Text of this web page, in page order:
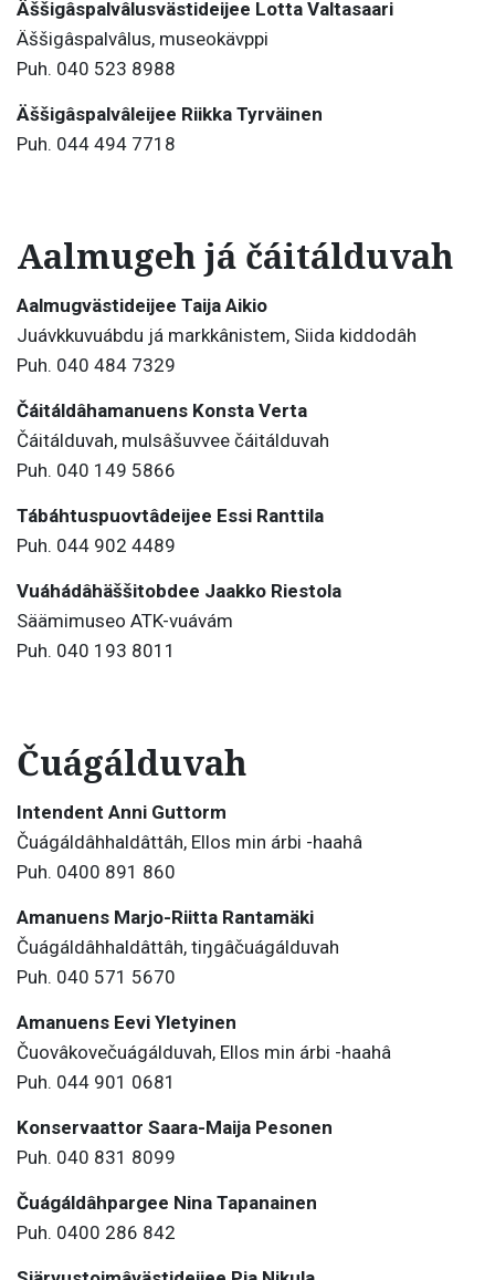
Äššigâspalvâlusvästideijee Lotta Valtasaari
Äššigâspalvâlus, museokävppi
Puh. 040 523 8988
Äššigâspalvâleijee Riikka Tyrväinen
Puh. 044 494 7718
Aalmugeh já čáitálduvah
Aalmugvästideijee Taija Aikio
Juávkkuvuábdu já markkânistem, Siida kiddodâh
Puh. 040 484 7329
Čáitáldâhamanuens Konsta Verta
Čáitálduvah, mulsâšuvvee čáitálduvah
Puh. 040 149 5866
Tábáhtuspuovtâdeijee Essi Ranttila
Puh. 044 902 4489
Vuáhádâhäššitobdee Jaakko Riestola
Säämimuseo ATK-vuávám
Puh. 040 193 8011
Čuágálduvah
Intendent Anni Guttorm
Čuágáldâhhaldâttâh, Ellos min árbi -haahâ
Puh. 0400 891 860
Amanuens Marjo-Riitta Rantamäki
Čuágáldâhhaldâttâh, tiŋgâčuágálduvah
Puh. 040 571 5670
Amanuens Eevi Yletyinen
Čuovâkovečuágálduvah, Ellos min árbi -haahâ
Puh. 044 901 0681
Konservaattor Saara-Maija Pesonen
Puh. 040 831 8099
Čuágáldâhpargee Nina Tapanainen
Puh. 0400 286 842